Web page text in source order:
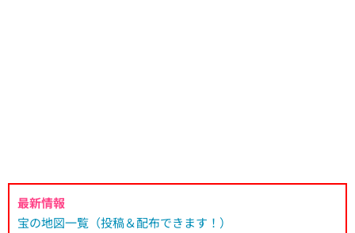
最新情報
宝の地図一覧（投稿＆配布できます！）